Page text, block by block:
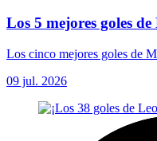
Los 5 mejores goles
Los cinco mejores goles de
09 jul. 2026